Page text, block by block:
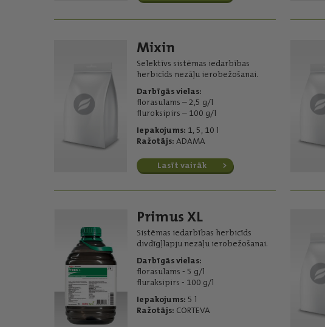
Mixin
Selektīvs sistēmas iedarbības
herbicīds nezāļu ierobežošanai.
Darbīgās vielas:
florasulams – 2,5 g/l
fluroksipirs – 100 g/l
Iepakojums: 1, 5, 10 l
Ražotājs: ADAMA
Lasīt vairāk
Primus XL
Sistēmas iedarbības herbicīds
divdīgļlapju nezāļu ierobežošanai.
Darbīgās vielas:
florasulams - 5 g/l
fluraksipirs - 100 g/l
Iepakojums: 5 l
Ražotājs: CORTEVA